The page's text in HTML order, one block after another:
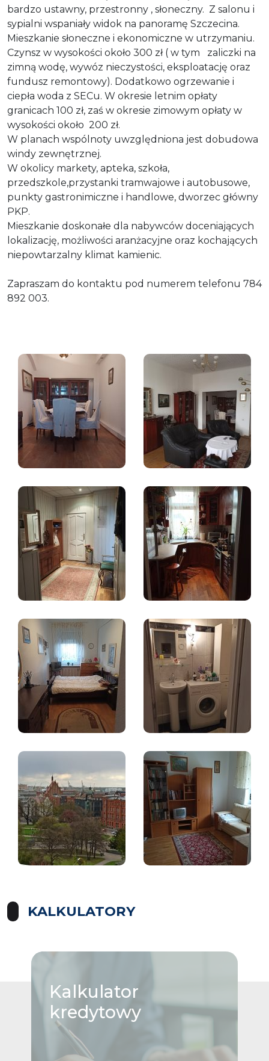
bardzo ustawny, przestronny , słoneczny. Z salonu i
sypialni wspaniały widok na panoramę Szczecina.
Mieszkanie słoneczne i ekonomiczne w utrzymaniu.
Czynsz w wysokości około 300 zł ( w tym zaliczki na
zimną wodę, wywóz nieczystości, eksploatację oraz
fundusz remontowy). Dodatkowo ogrzewanie i
ciepła woda z SECu. W okresie letnim opłaty
granicach 100 zł, zaś w okresie zimowym opłaty w
wysokości około 200 zł.
W planach wspólnoty uwzględniona jest dobudowa
windy zewnętrznej.
W okolicy markety, apteka, szkoła,
przedszkole,przystanki tramwajowe i autobusowe,
punkty gastronimiczne i handlowe, dworzec główny
PKP.
Mieszkanie doskonałe dla nabywców doceniających
lokalizację, możliwości aranżacyjne oraz kochających
niepowtarzalny klimat kamienic.
Zapraszam do kontaktu pod numerem telefonu 784
892 003.
KALKULATORY
Kalkulator
kredytowy